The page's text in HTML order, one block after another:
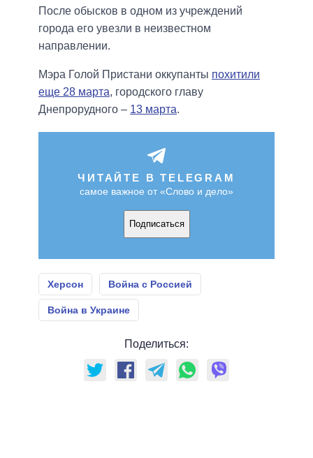
После обысков в одном из учреждений
города его увезли в неизвестном
направлении.
Мэра Голой Пристани оккупанты похитили
еще 28 марта, городского главу
Днепрорудного – 13 марта.
ЧИТАЙТЕ В TELEGRAM
самое важное от «Слово и дело»
Подписаться
Херсон Война с Россией
Война в Украине
Поделиться: